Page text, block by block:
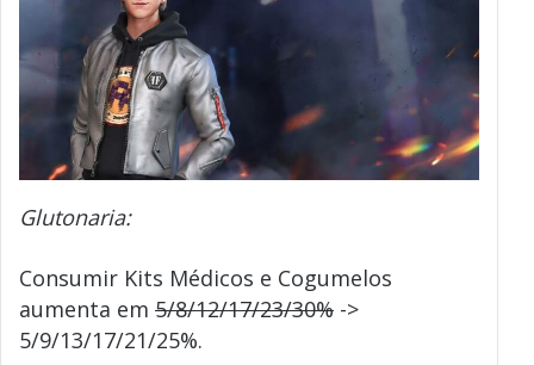
Glutonaria:
Consumir Kits Médicos e Cogumelos
aumenta em 5/8/12/17/23/30% ->
5/9/13/17/21/25%.